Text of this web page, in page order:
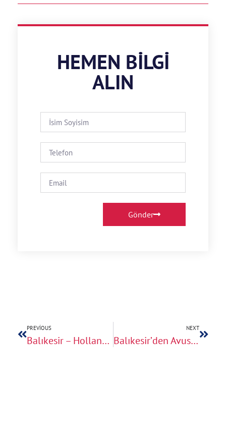
HEMEN BILGI
ALIN
Gönder
PREVIOUS
Balıkesir – Hollanda Arası Nakliye
NEXT
Balıkesir’den Avusturya’ya Eşya Taşıma Süreçleri